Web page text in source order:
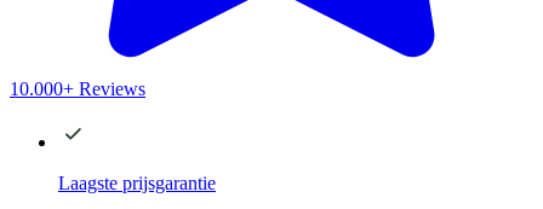
10.000+ Reviews
Laagste prijsgarantie